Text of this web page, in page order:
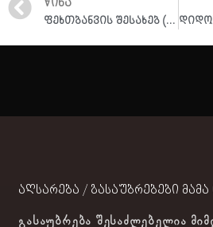
ფეხთბანვის შესახებ (კითხვა–პასუხი)
აღსარება / გასაუბრებები
გასაუბრება შესაძლებელია